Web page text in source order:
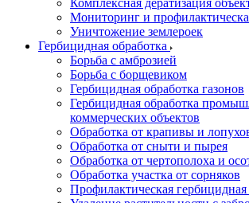
Комплексная дератизация
Мониторинг и
Уничтожение землероек
Гербицидная обработка
Борьба с амброзией
Борьба с борщевиком
Гербицидная обработка газонов
Гербицидная обработка
коммерческих объектов
Обработка от крапивы и
Обработка от сныти и пырея
Обработка от чертополоха и
Обработка участка от сорняков
Профилактическая гербицидная